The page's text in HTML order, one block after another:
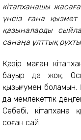
кітапханашы
үнсіз ғана
қазыналарды
санаңа ұлттық
Қазір маған
бауыр да жоқ.
қызығумен
да мемлекеттік
Себебі, кітапхана
соған сай.